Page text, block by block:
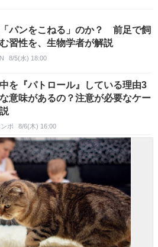
パンをこねる」のか？ 前足で飼
習性を、生物学者が解説
8/5(水) 18:00
を『パトロール』している理由3
意味があるの？注意が必要なケー
ポ 8/6(木) 16:00